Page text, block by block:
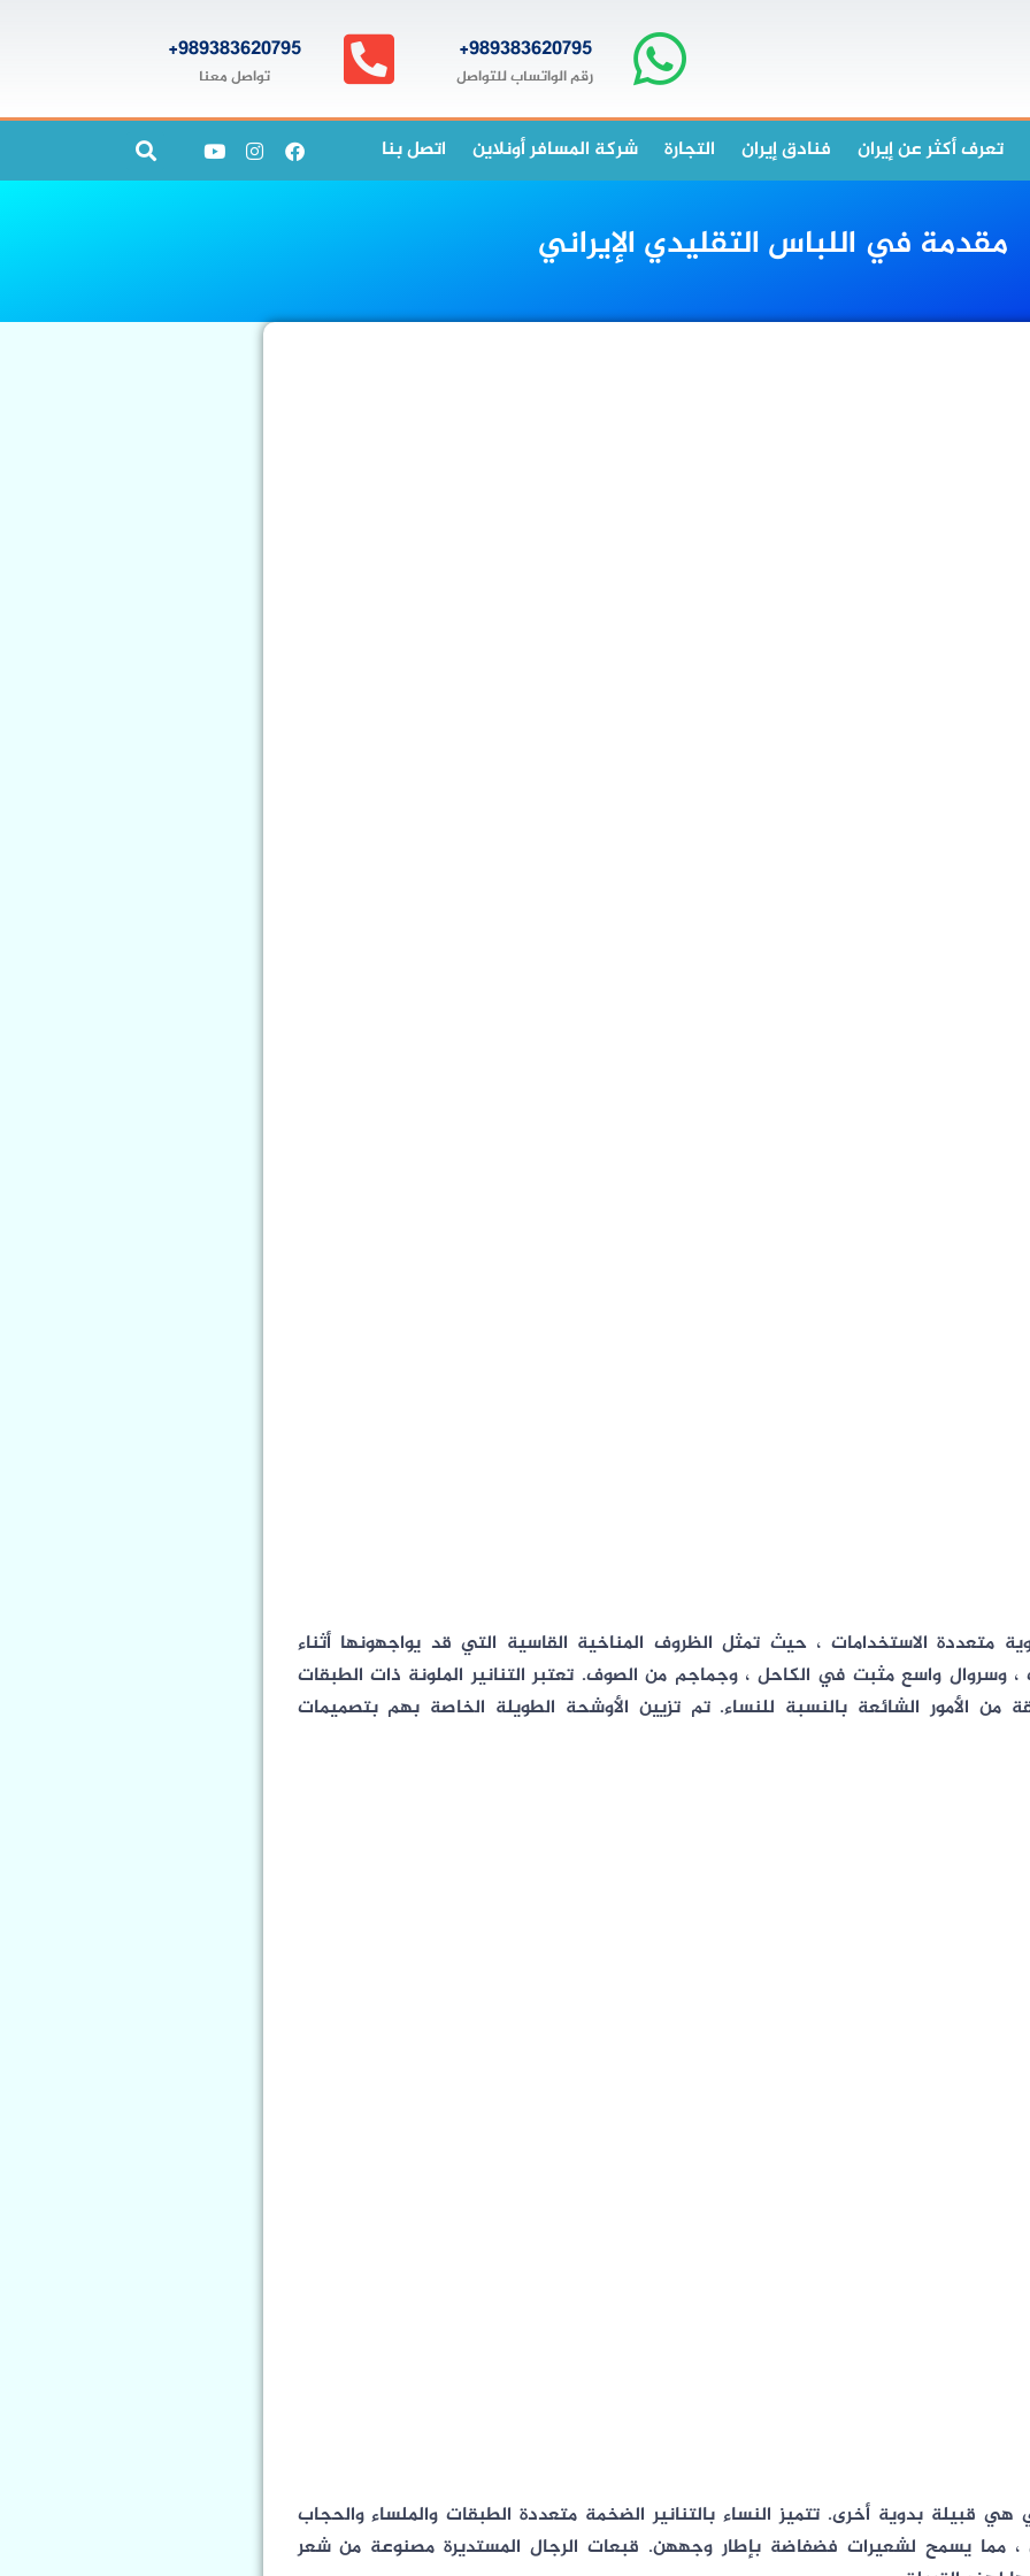
989383620795+
رقم الواتساب للتواصل
989383620795+
تواصل معنا
تعرف أكثر عن إيران فنادق إيران التجارة شركة المسافر أونلاين اتصل بنا
مقدمة في اللباس التقليدي الإيراني
متعددة الاستخدامات ، حيث تمثل الظروف المناخية القاسية التي قد يواجهونها أثناء
، وسروال واسع مثبت في الكاحل ، وجماجم من الصوف. تعتبر التنانير الملونة ذات الطبقات
من الأمور الشائعة بالنسبة للنساء. تم تزيين الأوشحة الطويلة الخاصة بهم بتصميمات
قبيلة بدوية أخرى. تتميز النساء بالتنانير الضخمة متعددة الطبقات والملساء والحجاب
، مما يسمح لشعيرات فضفاضة بإطار وجههن. قبعات الرجال المستديرة مصنوعة من شعر